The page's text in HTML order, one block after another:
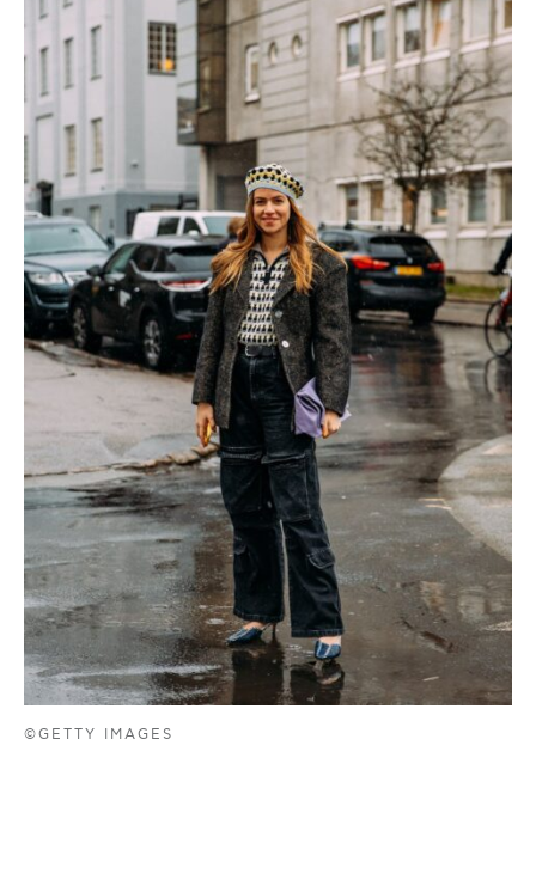
©GETTY IMAGES